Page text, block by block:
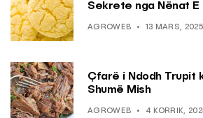
Sekrete nga Nënat E
AGROWEB 13 MARS, 2025
Çfarë i Ndodh Trupit
Shumë Mish
AGROWEB 4 KORRIK,